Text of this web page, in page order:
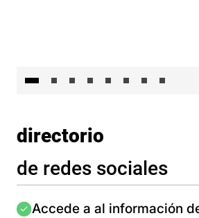
directorio
de redes sociales
Imagen
Accede a al información